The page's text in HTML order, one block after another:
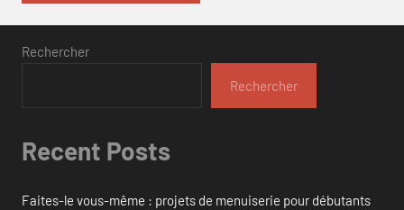
Rechercher
Rechercher
Recent Posts
Faites-le vous-même : projets de menuiserie pour débutants